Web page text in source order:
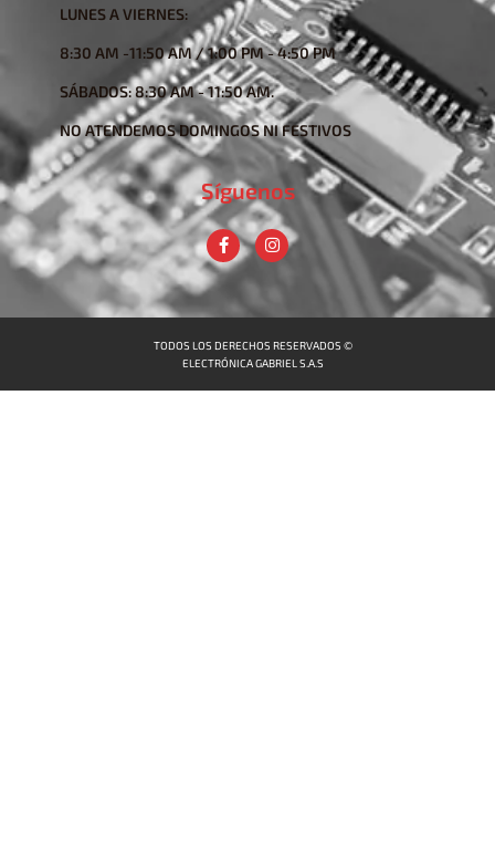
LUNES A VIERNES:
8:30 AM -11:50 AM / 1:00 PM - 4:50 PM
SÁBADOS: 8:30 AM - 11:50 AM.
NO ATENDEMOS DOMINGOS NI FESTIVOS
Síguenos
TODOS LOS DERECHOS RESERVADOS ©
ELECTRÓNICA GABRIEL S.A.S